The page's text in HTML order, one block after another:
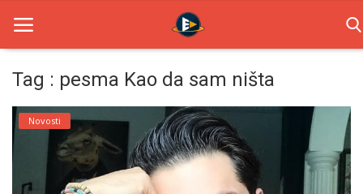
Home
Novosti
TV Serije
Tag : pesma Kao da sam ništa
Novosti